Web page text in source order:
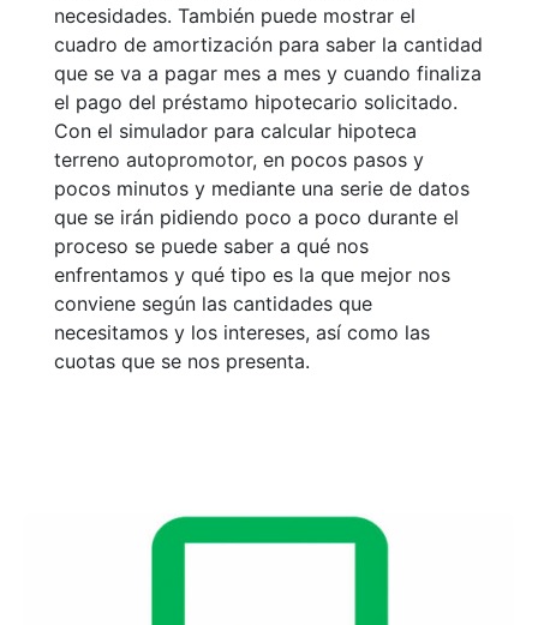
necesidades. También puede mostrar el
cuadro de amortización para saber la cantidad
que se va a pagar mes a mes y cuando finaliza
el pago del préstamo hipotecario solicitado.
Con el simulador para calcular hipoteca
terreno autopromotor, en pocos pasos y
pocos minutos y mediante una serie de datos
que se irán pidiendo poco a poco durante el
proceso se puede saber a qué nos
enfrentamos y qué tipo es la que mejor nos
conviene según las cantidades que
necesitamos y los intereses, así como las
cuotas que se nos presenta.